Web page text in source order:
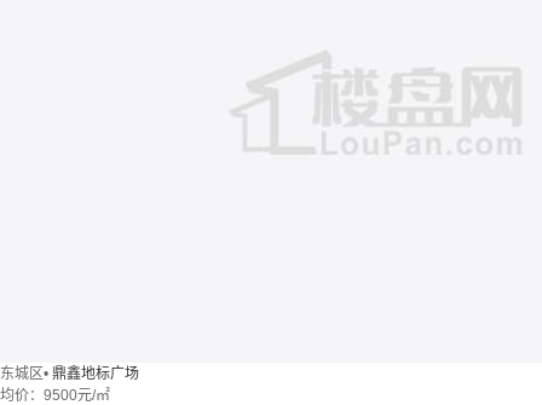
东城区• 鼎鑫地标广场
均价： 9500元/㎡